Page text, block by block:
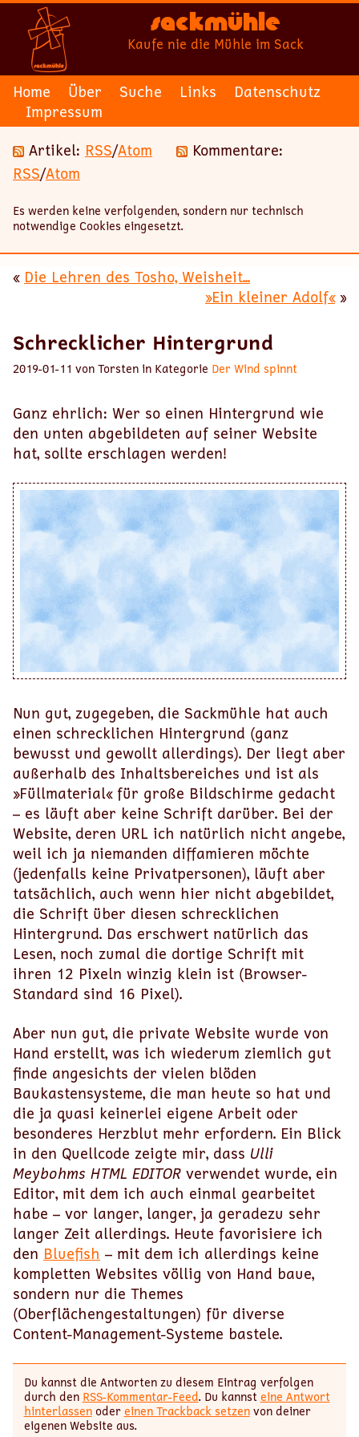
Sackmühle
Kaufe nie die Mühle im Sack
Home Über Suche Links
Datenschutz
Impressum
Artikel: RSS/Atom
Kommentare:
RSS/Atom
Es werden keine verfolgenden, sondern nur technisch
notwendige Cookies eingesetzt.
« Die Lehren des Tosho, Weisheit...
»Ein kleiner Adolf«»
Schrecklicher Hintergrund
2019-01-11 von Torsten in Kategorie Der Wind spinnt
Ganz ehrlich: Wer so einen Hintergrund wie
den unten abgebildeten auf seiner Website
hat, sollte erschlagen werden!
Nun gut, zugegeben, die Sackmühle hat auch
einen schrecklichen Hintergrund (ganz
bewusst und gewollt allerdings). Der liegt aber
außerhalb des Inhaltsbereiches und ist als
»Füllmaterial« für große Bildschirme gedacht
– es läuft aber keine Schrift darüber. Bei der
Website, deren URL ich natürlich nicht angebe,
weil ich ja niemanden diffamieren möchte
(jedenfalls keine Privatpersonen), läuft aber
tatsächlich, auch wenn hier nicht abgebildet,
die Schrift über diesen schrecklichen
Hintergrund. Das erschwert natürlich das
Lesen, noch zumal die dortige Schrift mit
ihren 12 Pixeln winzig klein ist (Browser-
Standard sind 16 Pixel).
Aber nun gut, die private Website wurde von
Hand erstellt, was ich wiederum ziemlich gut
finde angesichts der vielen blöden
Baukastensysteme, die man heute so hat und
die ja quasi keinerlei eigene Arbeit oder
besonderes Herzblut mehr erfordern. Ein Blick
in den Quellcode zeigte mir, dass Ulli
Meybohms HTML EDITOR verwendet wurde, ein
Editor, mit dem ich auch einmal gearbeitet
habe – vor langer, langer, ja geradezu sehr
langer Zeit allerdings. Heute favorisiere ich
den Bluefish – mit dem ich allerdings keine
kompletten Websites völlig von Hand baue,
sondern nur die Themes
(Oberflächengestaltungen) für diverse
Content-Management-Systeme bastele.
Du kannst die Antworten zu diesem Eintrag verfolgen
durch den RSS-Kommentar-Feed. Du kannsteine Antwort
hinterlassenodereinen Trackback setzenvon deiner
eigenen Website aus.